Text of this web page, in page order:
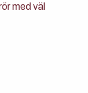
med väl